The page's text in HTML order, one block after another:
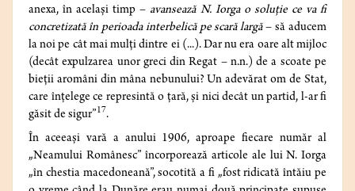
anexa, în acelaşi timp – avansează N. Iorga o soluţie ce va fi
concretizată în perioada interbelică pe scară largă– să aducem
la noi pe cât mai mulţi dintre ei (...). Dar nu era oare alt mijloc
(decât expulzarea unor greci din Regat – n.n.) de a scoate pe
bieţii aromâni din mâna nebunului? Un adevărat om de Stat,
care înţelege ce represintă o ţară, şi nici decât un partid, l-ar fi
găsit de sigur”17.
În aceeaşi vară a anului 1906, aproape fiecare număr al
„Neamului Românesc” încorporează articole ale lui N. Iorga
„în chestia macedoneană”, socotită a fi „fost ridicată întăiu pe